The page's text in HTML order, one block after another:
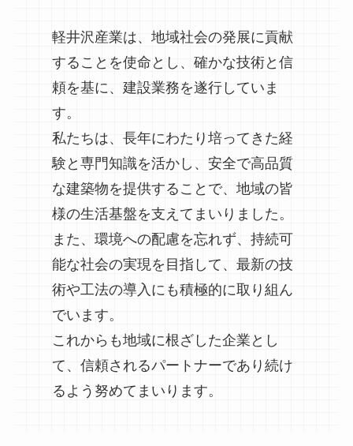
軽井沢産業は、地域社会の発展に貢献
することを使命とし、確かな技術と信
頼を基に、建設業務を遂行していま
す。​
私たちは、長年にわたり培ってきた経
験と専門知識を活かし、安全で高品質
な建築物を提供することで、地域の皆
様の生活基盤を支えてまいりました。​
また、環境への配慮を忘れず、持続可
能な社会の実現を目指して、最新の技
術や工法の導入にも積極的に取り組ん
でいます。​
これからも地域に根ざした企業とし
て、信頼されるパートナーであり続け
るよう努めてまいります。